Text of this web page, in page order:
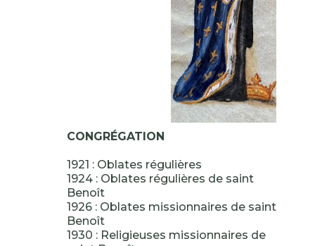
CONGRÉGATION
1921 : Oblates régulières
1924 : Oblates régulières de saint
Benoît
1926 : Oblates missionnaires de saint
Benoît
1930 : Religieuses missionnaires de